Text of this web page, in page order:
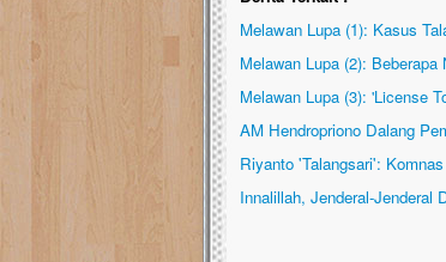
Melawan Lupa (1): Kasus
Melawan Lupa (2):
Melawan Lupa (3): 'License
AM Hendropriono Dalang
Riyanto 'Talangsari':
Innalillah, Jenderal-Jenderal